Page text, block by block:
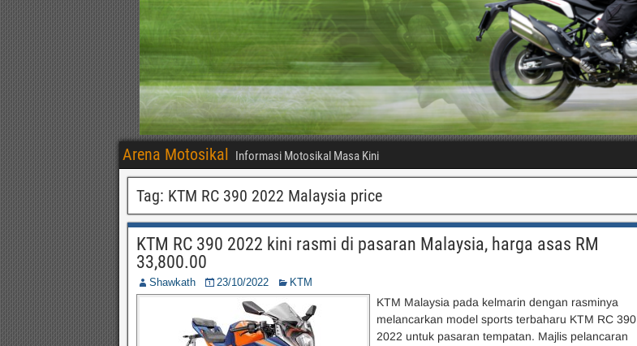
Arena Motosikal Informasi Motosikal Masa Kini
Tag: KTM RC 390 2022 Malaysia price
KTM RC 390 2022 kini rasmi di pasaran Malaysia, harga asas RM
33,800.00
Shawkath 23/10/2022 KTM
KTM Malaysia pada kelmarin dengan rasminya
melancarkan model sports terbaharu KTM RC 390
2022 untuk pasaran tempatan. Majlis pelancaran